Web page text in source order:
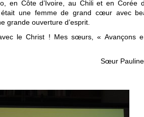
en Côte d’Ivoire, au Chili et en Corée
était une femme de grand cœur avec
grande ouverture d’esprit.
le Christ ! Mes sœurs, « Avançons
Sœur